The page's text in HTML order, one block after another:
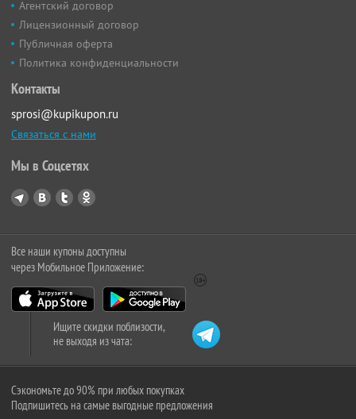
Агентский договор
Лицензионный договор
Публичная оферта
Политика конфиденциальности
Контакты
sprosi@kupikupon.ru
Связаться с нами
Мы в Соцсетях
Все наши купоны доступны
через Мобильное Приложение:
Ищите скидки поблизости,
не выходя из чата:
Сэкономьте до 90% при любых покупках
Подпишитесь на самые выгодные предложения